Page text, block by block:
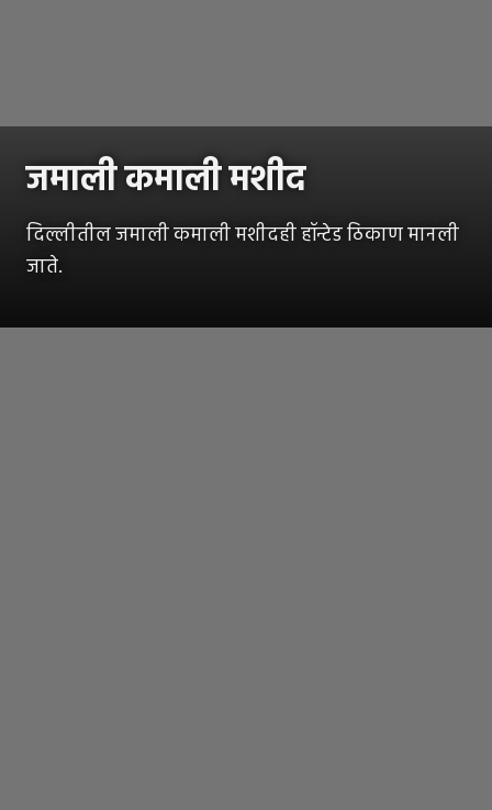
जमाली कमाली मशीद
दिल्लीतील जमाली कमाली मशीदही हॉन्टेड ठिकाण मानली
जाते.